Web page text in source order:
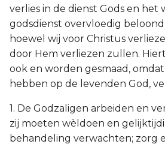
verlies in de dienst Gods en het
godsdienst overvloedig
hoewel wij voor Christus
door Hem verliezen zullen.
ook en worden gesmaad,
hebben op de levenden God,
1. De Godzaligen arbeiden en
zij moeten wèldoen en
behandeling verwachten; zorg